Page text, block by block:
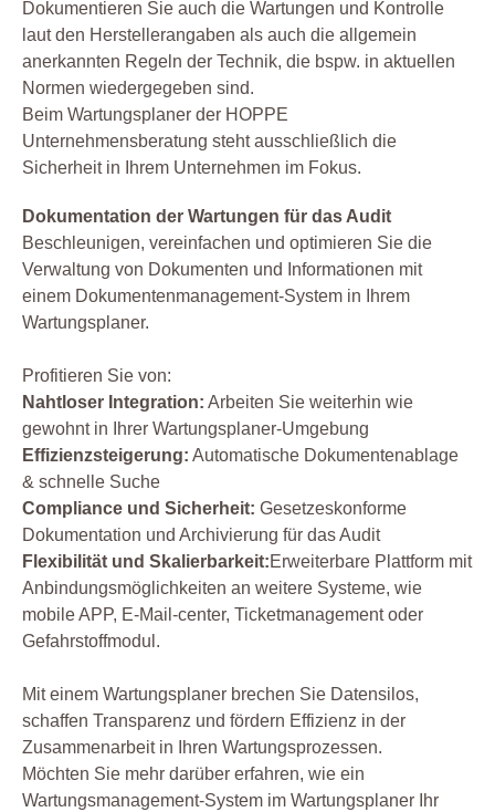
Dokumentieren Sie auch die Wartungen und Kontrolle
laut den Herstellerangaben als auch die allgemein
anerkannten Regeln der Technik, die bspw. in aktuellen
Normen wiedergegeben sind.
Beim Wartungsplaner der HOPPE
Unternehmensberatung steht ausschließlich die
Sicherheit in Ihrem Unternehmen im Fokus.
Dokumentation der Wartungen für das Audit
Beschleunigen, vereinfachen und optimieren Sie die
Verwaltung von Dokumenten und Informationen mit
einem Dokumentenmanagement-System in Ihrem
Wartungsplaner.
Profitieren Sie von:
Nahtloser Integration: Arbeiten Sie weiterhin wie
gewohnt in Ihrer Wartungsplaner-Umgebung
Effizienzsteigerung: Automatische Dokumentenablage
& schnelle Suche
Compliance und Sicherheit: Gesetzeskonforme
Dokumentation und Archivierung für das Audit
Flexibilität und Skalierbarkeit:Erweiterbare Plattform mit
Anbindungsmöglichkeiten an weitere Systeme, wie
mobile APP, E-Mail-center, Ticketmanagement oder
Gefahrstoffmodul.
Mit einem Wartungsplaner brechen Sie Datensilos,
schaffen Transparenz und fördern Effizienz in der
Zusammenarbeit in Ihren Wartungsprozessen.
Möchten Sie mehr darüber erfahren, wie ein
Wartungsmanagement-System im Wartungsplaner Ihr